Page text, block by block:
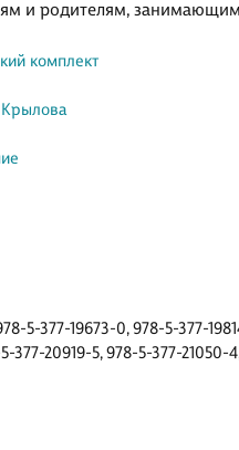
и родителям,
комплект
5-377-19673-0,978-5-377-
377-20919-5,978-5-377-21050-4